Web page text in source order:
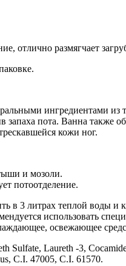
отлично размягчает
ингредиентами
запаха пота. Ванна также
кожи ног.
и мозоли.
потоотделение.
в 3 литрах теплой воды
использовать
освежающее
Sulfate, Laureth -3,
C.I. 47005, C.I. 61570.